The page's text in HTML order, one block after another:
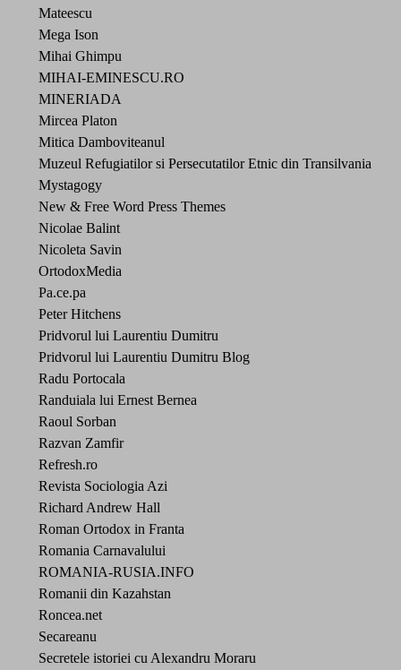
Mateescu
Mega Ison
Mihai Ghimpu
MIHAI-EMINESCU.RO
MINERIADA
Mircea Platon
Mitica Damboviteanul
Muzeul Refugiatilor si Persecutatilor Etnic din Transilvania
Mystagogy
New & Free Word Press Themes
Nicolae Balint
Nicoleta Savin
OrtodoxMedia
Pa.ce.pa
Peter Hitchens
Pridvorul lui Laurentiu Dumitru
Pridvorul lui Laurentiu Dumitru Blog
Radu Portocala
Randuiala lui Ernest Bernea
Raoul Sorban
Razvan Zamfir
Refresh.ro
Revista Sociologia Azi
Richard Andrew Hall
Roman Ortodox in Franta
Romania Carnavalului
ROMANIA-RUSIA.INFO
Romanii din Kazahstan
Roncea.net
Secareanu
Secretele istoriei cu Alexandru Moraru